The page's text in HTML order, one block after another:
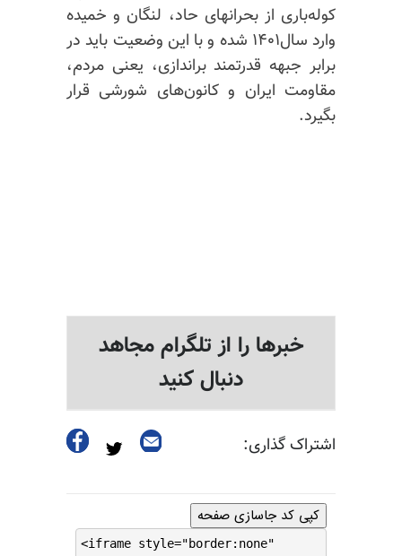
کوله‌باری از بحرانهای حاد، لنگان و خمیده
وارد سال۱۴۰۱ شده و با این وضعیت باید در
برابر جبهه قدرتمند براندازی، یعنی مردم،
مقاومت ایران و کانون‌های شورشی قرار
بگیرد.
خبرها را از تلگرام مجاهد
دنبال کنید
اشتراک گذاری:
کپی کد جاسازی صفحه
<iframe style="border:none"